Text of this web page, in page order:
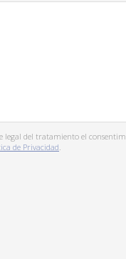
legal del tratamiento el
de Privacidad.